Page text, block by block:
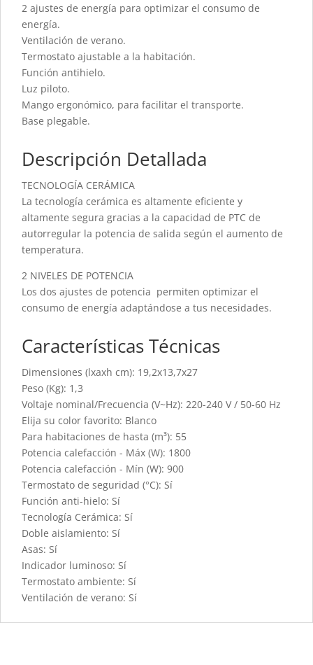
2 ajustes de energía para optimizar el consumo de
energía.
Ventilación de verano.
Termostato ajustable a la habitación.
Función antihielo.
Luz piloto.
Mango ergonómico, para facilitar el transporte.
Base plegable.
Descripción Detallada
TECNOLOGÍA CERÁMICA
La tecnología cerámica es altamente eficiente y
altamente segura gracias a la capacidad de PTC de
autorregular la potencia de salida según el aumento de
temperatura.
2 NIVELES DE POTENCIA
Los dos ajustes de potencia permiten optimizar el
consumo de energía adaptándose a tus necesidades.
Características Técnicas
Dimensiones (lxaxh cm): 19,2x13,7x27
Peso (Kg): 1,3
Voltaje nominal/Frecuencia (V~Hz): 220-240 V / 50-60 Hz
Elija su color favorito: Blanco
Para habitaciones de hasta (m³): 55
Potencia calefacción - Máx (W): 1800
Potencia calefacción - Mín (W): 900
Termostato de seguridad (°C): Sí
Función anti-hielo: Sí
Tecnología Cerámica: Sí
Doble aislamiento: Sí
Asas: Sí
Indicador luminoso: Sí
Termostato ambiente: Sí
Ventilación de verano: Sí